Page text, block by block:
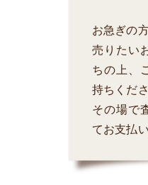
お急ぎの
売りたい
ちの上、
持ちくださ
その場で
てお支払